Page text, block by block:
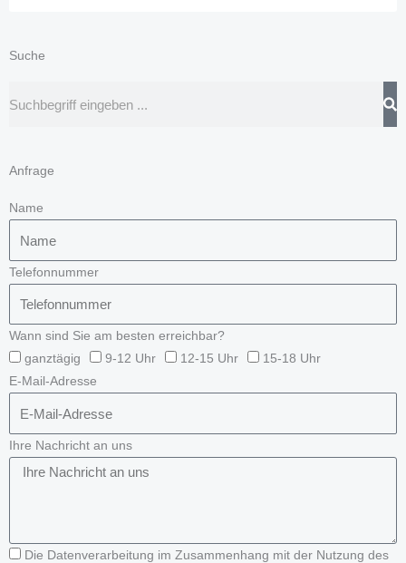
Suche
Anfrage
Name
Telefonnummer
Wann sind Sie am besten erreichbar?
ganztägig
9-12 Uhr 12-15 Uhr
15-18 Uhr
E-Mail-Adresse
Ihre Nachricht an uns
Die Datenverarbeitung im Zusammenhang mit der Nutzung des